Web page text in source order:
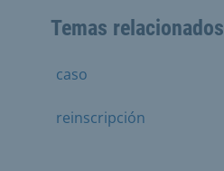
Temas relacionados
caso
reinscripción